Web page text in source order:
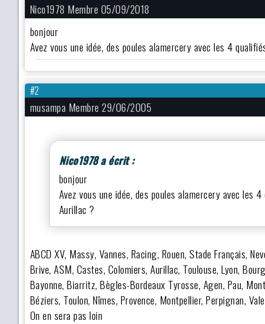
Nico1978 Membre 05/09/2018
bonjour
Avez vous une idée, des poules alamercery avec les 4
#2
musampa Membre 29/06/2005
Nico1978 a écrit :
bonjour
Avez vous une idée, des poules alamercery avec les
Aurillac ?
ABCD XV, Massy, Vannes, Racing, Rouen, Stade Français,
Brive, ASM, Castes, Colomiers, Aurillac, Toulouse, Lyon,
Bayonne, Biarritz, Bègles-Bordeaux Tyrosse, Agen, Pau,
Béziers, Toulon, Nîmes, Provence, Montpellier, Perpignan,
On en sera pas loin